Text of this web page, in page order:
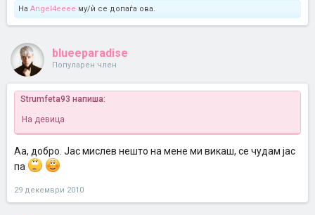
На Angel4eeee му/ѝ се допаѓа ова.
blueeparadise
Популарен член
Strumfeta93 напиша:
На девица
Аа, добро. Јас мислев нешто на мене ми викаш, се чудам јас
па
29 декември 2010